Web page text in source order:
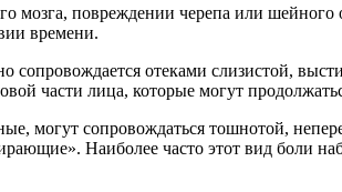
мозга, повреждении черепа или
времени.
сопровождается отеками слизистой,
части лица, которые могут
могут сопровождаться тошнотой,
Наиболее часто этот вид боли